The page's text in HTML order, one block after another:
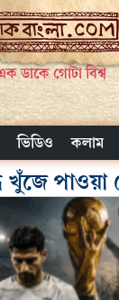
ডাকে গোটা বিশ্ব
ভিডিও কলাম
খুঁজে পাওয়া